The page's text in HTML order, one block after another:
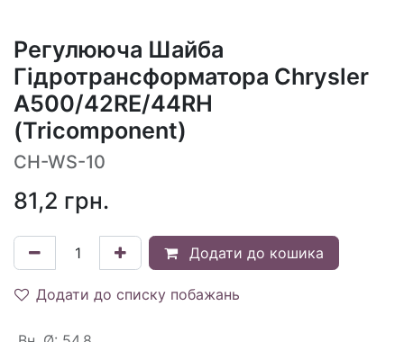
Регулююча Шайба
Гідротрансформатора Chrysler
A500/42RE/44RH
(Tricomponent)
CH-WS-10
81,2 грн.
Додати до кошика
Додати до списку побажань